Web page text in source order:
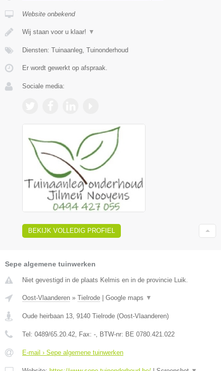
Website onbekend
Wij staan voor u klaar! ▼
Diensten: Tuinaanleg, Tuinonderhoud
Er wordt gewerkt op afspraak.
Sociale media:
BEKIJK VOLLEDIG PROFIEL
Sepe algemene tuinwerken
Niet gevestigd in de plaats Kelmis en in de provincie Luik.
Oost-Vlaanderen » Tielrode Google maps ▼
Oude heirbaan 13, 9140 Tielrode (Oost-Vlaanderen)
Tel: 0489/65.20.42, Fax: -, BTW-nr: BE 0780.421.022
E-mail › Sepe algemene tuinwerken